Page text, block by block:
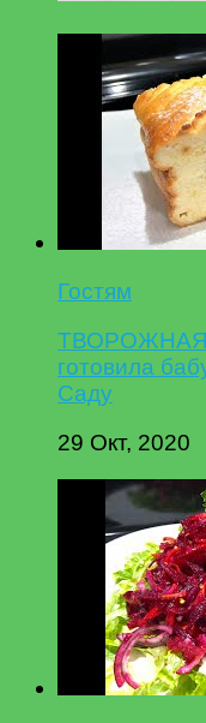
Гостям
ТВОРОЖНАЯ
готовила
Саду
29 Окт, 2020